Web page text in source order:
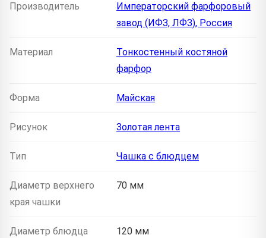
Производитель
Императорский фарфоровый
завод (ИФЗ, ЛФЗ), Россия
Материал
Тонкостенный костяной
фарфор
Форма Майская
Рисунок Золотая лента
Тип Чашка с блюдцем
Диаметр верхнего
края чашки
70 мм
Диаметр блюдца 120 мм